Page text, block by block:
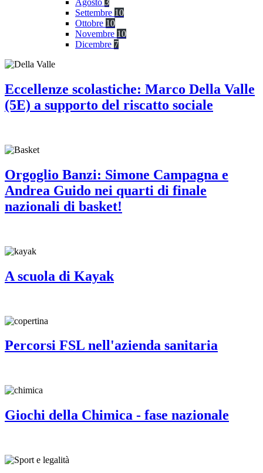
Agosto 3
Settembre 10
Ottobre 10
Novembre 10
Dicembre 7
Eccellenze scolastiche: Marco Della Valle
(5E) a supporto del riscatto sociale
Orgoglio Banzi: Simone Campagna e
Andrea Guido nei quarti di finale
nazionali di basket!
A scuola di Kayak
Percorsi FSL nell'azienda sanitaria
Giochi della Chimica - fase nazionale